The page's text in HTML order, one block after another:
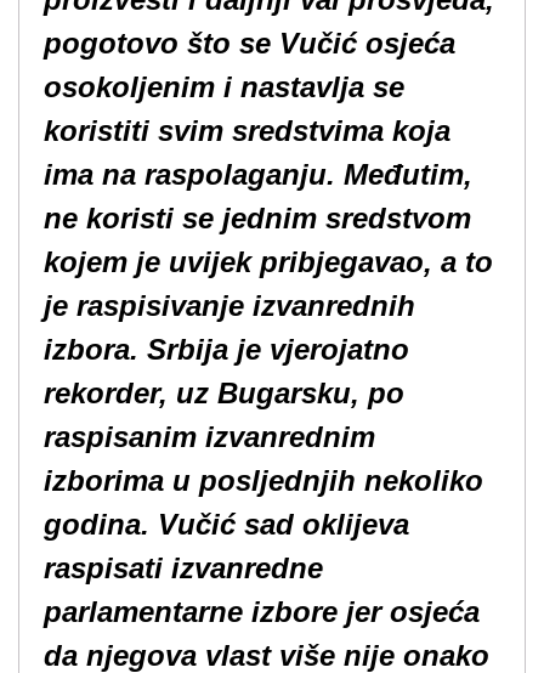
pogotovo što se Vučić osjeća
osokoljenim i nastavlja se
koristiti svim sredstvima koja
ima na raspolaganju. Međutim,
ne koristi se jednim sredstvom
kojem je uvijek pribjegavao, a to
je raspisivanje izvanrednih
izbora. Srbija je vjerojatno
rekorder, uz Bugarsku, po
raspisanim izvanrednim
izborima u posljednjih nekoliko
godina. Vučić sad oklijeva
raspisati izvanredne
parlamentarne izbore jer osjeća
da njegova vlast više nije onako